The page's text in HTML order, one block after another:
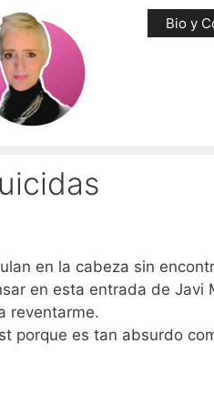
Bio y
en la cabeza sin
en esta entrada de Javi
reventarme.
porque es tan absurdo